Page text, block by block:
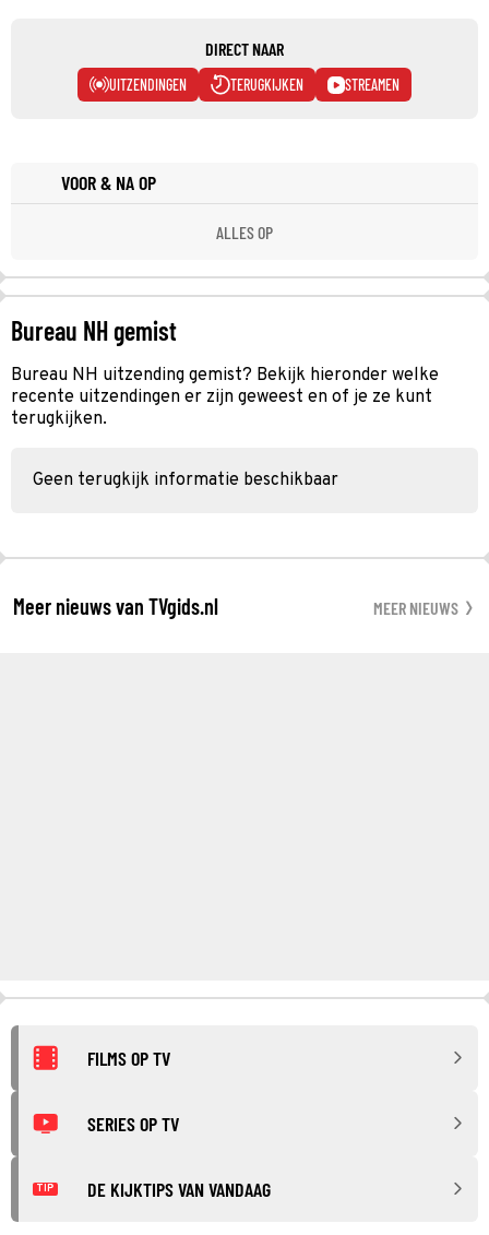
DIRECT NAAR
UITZENDINGEN TERUGKIJKEN STREAMEN
VOOR & NA OP
ALLES OP
Bureau NH gemist
Bureau NH uitzending gemist? Bekijk hieronder welke
recente uitzendingen er zijn geweest en of je ze kunt
terugkijken.
Geen terugkijk informatie beschikbaar
Meer nieuws van TVgids.nl MEER NIEUWS
FILMS OP TV
SERIES OP TV
TIP DE KIJKTIPS VAN VANDAAG